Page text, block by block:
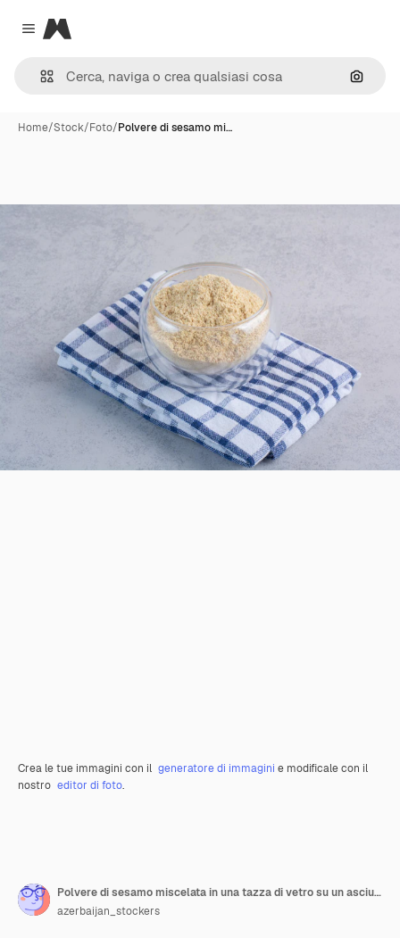
Close menu
Magnific
Cerca
Home/Stock/Foto/Polvere di sesamo mi…
Crea le tue immagini con il generatore di immagini e modificale con il
nostro editor di foto.
Polvere di sesamo miscelata in una tazza di vetro su un asciugamano a quadretti.
azerbaijan_stockers